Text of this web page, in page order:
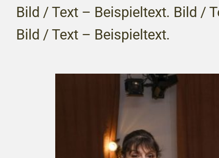
Bild / Text – Beispieltext. Bild /
Bild / Text – Beispieltext.